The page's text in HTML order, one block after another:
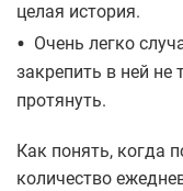
целая история.
• Очень легко
закрепить в ней не
протянуть.
Как понять, когда
количество